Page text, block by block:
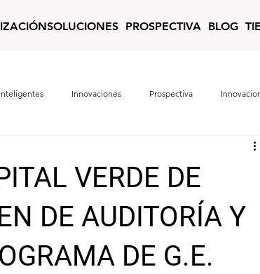
SOLUCIONES PROSPECTIVA BLOG
Innovaciones Prospectiva
VERDE DE
DE AUDITORÍA Y
DE G.E.